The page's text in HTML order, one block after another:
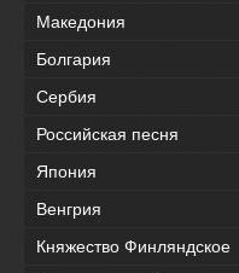
Македония
Болгария
Сербия
Российская песня
Япония
Венгрия
Княжество Финляндское